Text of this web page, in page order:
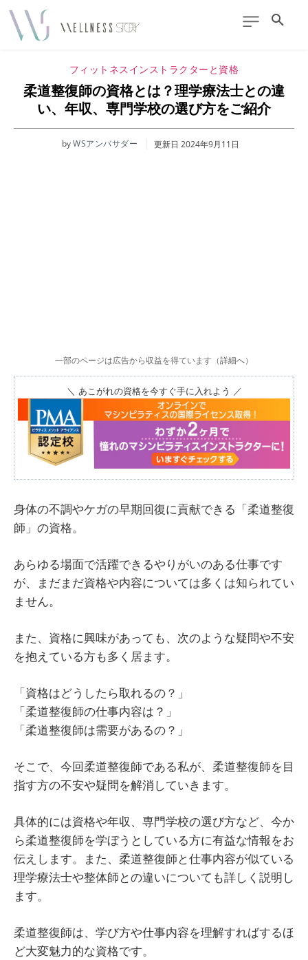
フィットネスインストラクターと資格
柔道整復師の資格とは？理学療法士との違
い、年収、専門学校の選び方をご紹介
byWSアンバサダー 更新日 2024年9月11日
一部のページは広告から収益を得ています（詳細へ）
＼ あこがれの資格を今すぐ手に入れよう ／
身体の不調やケガの早期回復に貢献できる「柔道整復
師」の資格。
あらゆる場面で活躍できるやりがいのある仕事です
が、まだまだ資格や内容については多くは知られてい
ません。
また、資格に興味があっても、次のような疑問や不安
を抱えている方も多く居ます。
「資格はどうしたら取れるの？」
「柔道整復師の仕事内容は？」
「柔道整復師は需要があるの？」
そこで、今回柔道整復師である私が、柔道整復師を目
指す方の不安や疑問を解消していきます。
具体的には資格や年収、専門学校の選び方など、今か
ら柔道整復師を学ぼうとしている方に有益な情報をお
伝えします。また、柔道整復師と仕事内容が似ている
理学療法士や整体師との違いについても詳しく説明し
ます。
柔道整復師は、学び方や仕事内容を理解すればするほ
ど大変魅力的な資格です。